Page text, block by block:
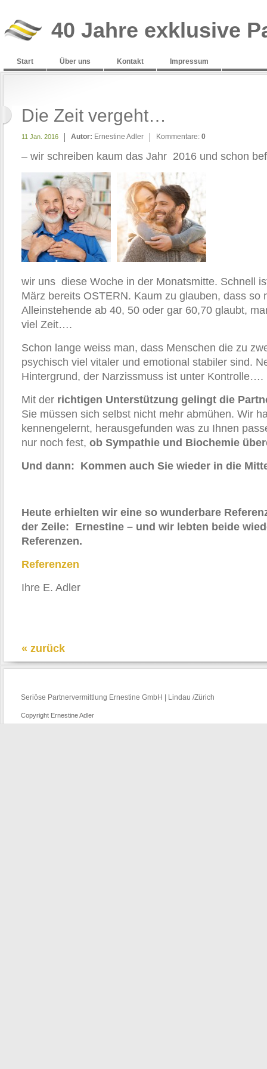
40 Jahre exklusive
Start Über uns Kontakt Impressum
Die Zeit vergeht…
11 Jan. 2016 Autor: Ernestine Adler Kommentare: 0
– wir schreiben kaum das Jahr 2016 und schon
wir uns diese Woche in der Monatsmitte. Schnell
März bereits OSTERN. Kaum zu glauben, dass so
Alleinstehende ab 40, 50 oder gar 60,70 glaubt,
viel Zeit….
Schon lange weiss man, dass Menschen die zu
psychisch viel vitaler und emotional stabiler sind.
Hintergrund, der Narzissmuss ist unter Kontrolle….
Mit der richtigen Unterstützung gelingt die
Sie müssen sich selbst nicht mehr abmühen. Wir
kennengelernt, herausgefunden was zu Ihnen
nur noch fest, ob Sympathie und Biochemie
Und dann: Kommen auch Sie wieder in die
Heute erhielten wir eine so wunderbare
der Zeile: Ernestine – und wir lebten beide
Referenzen.
Referenzen
Ihre E. Adler
« zurück
Seriöse Partnervermittlung Ernestine GmbH | Lindau /Zürich
Copyright Ernestine Adler